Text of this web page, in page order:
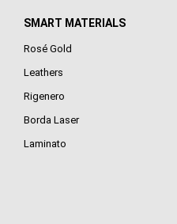
SMART MATERIALS
Rosé Gold
Leathers
Rigenero
Borda Laser
Laminato